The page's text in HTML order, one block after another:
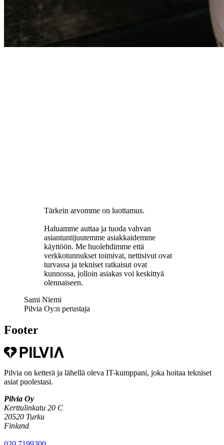
Tärkein arvomme on luottamus.
Haluamme auttaa ja tuoda vahvan
asiantuntijuutemme asiakkaidemme
käyttöön. Me huolehdimme että
verkkotunnukset toimivat, nettisivut ovat
turvassa ja tekniset ratkaisut ovat
kunnossa, jolloin asiakas voi keskittyä
olennaiseen.
Sami Niemi
Pilvia Oy:n perustaja
Footer
Pilvia on ketterä ja lähellä oleva IT-kumppani, joka hoitaa tekniset
asiat puolestasi.
Pilvia Oy
Kerttulinkatu 20 C
20520 Turku
Finland